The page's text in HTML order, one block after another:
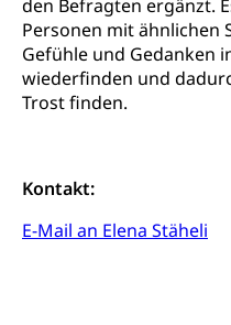
den Befragten ergänzt.
Personen mit ähnlichen
Gefühle und Gedanken
wiederfinden und
Trost finden.
Kontakt:
E-Mail an Elena Stäheli
Werkankäufe,
und Kultur,
Schiene und
Transportmittel,